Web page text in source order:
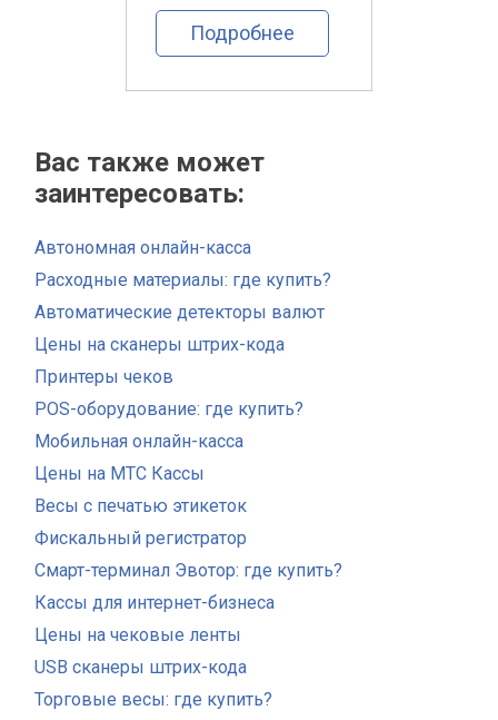
Подробнее
Вас также может
заинтересовать:
Автономная онлайн-касса
Расходные материалы: где купить?
Автоматические детекторы валют
Цены на сканеры штрих-кода
Принтеры чеков
POS-оборудование: где купить?
Мобильная онлайн-касса
Цены на МТС Кассы
Весы с печатью этикеток
Фискальный регистратор
Смарт-терминал Эвотор: где купить?
Кассы для интернет-бизнеса
Цены на чековые ленты
USB сканеры штрих-кода
Торговые весы: где купить?